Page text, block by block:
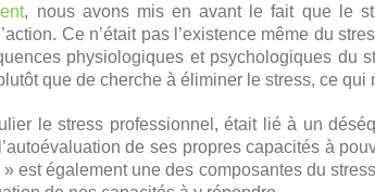
, nous avons mis en avant le fait que le
Ce n’était pas l’existence même du
physiologiques et psychologiques du
que de cherche à éliminer le stress, ce qui
le stress professionnel, était lié à un
de ses propres capacités à
est également une des composantes du